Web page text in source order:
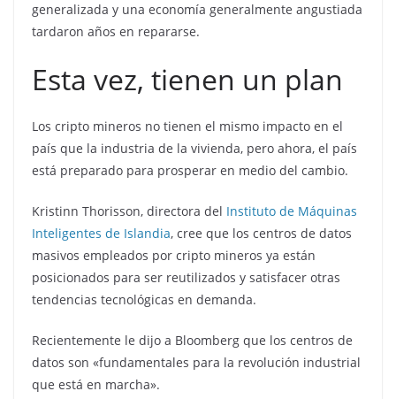
generalizada y una economía generalmente angustiada
tardaron años en repararse.
Esta vez, tienen un plan
Los cripto mineros no tienen el mismo impacto en el
país que la industria de la vivienda, pero ahora, el país
está preparado para prosperar en medio del cambio.
Kristinn Thorisson, directora del Instituto de Máquinas
Inteligentes de Islandia, cree que los centros de datos
masivos empleados por cripto mineros ya están
posicionados para ser reutilizados y satisfacer otras
tendencias tecnológicas en demanda.
Recientemente le dijo a Bloomberg que los centros de
datos son «fundamentales para la revolución industrial
que está en marcha».